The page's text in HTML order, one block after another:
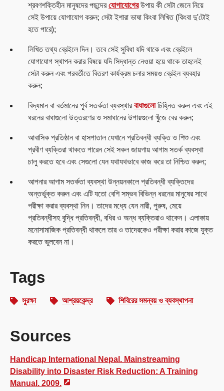
শ্রবণশক্তিহীন মানুষদের পছন্দেরযোগাযোগেরউপায় কী সেটা জেনে নিয়ে
সেই উপায়ে যোগাযোগ করুন; সেটা ইশারা ভাষা কিংবা লিখিত (কিংবা দু'টোই
হতে পারে);
লিখিত তথ্য ব্রেইলে দিন। তবে সেই সুবিধা যদি থাকে এবং ব্রেইলে
যোগাযোগ স্থাপন করার বিষয়ে যদি সিদ্ধান্ত নেওয়া হয়ে থাকে তাহলেই
সেটা করুন এবং পরবর্তীতে বিতরণ কার্যক্রম চলার সময়ও ব্রেইল ব্যবহার
করুন;
বিদ্যমান বা বর্তমানের পূর্ব সতর্কতা ব্যবস্থারবাধাগুলোচিহ্নিত করুন এবং এই
ধরনের বাধাগুলো উত্তরণের ও সমাধানের উপায়গুলো খুঁজে বের করুন;
আবাসিক প্রতিষ্ঠান বা হাসপাতাল যেখানে প্রতিবন্ধী ব্যক্তি ও শিশু এবং
প্রবীণ ব্যক্তিরা থাকতে পারেন সেই সকল জায়গায় আগাম সতর্ক ব্যবস্থা
চালু করতে হবে এবং সেগুলো যেন যথাযথভাবে কাজ করে তা নিশ্চিত করুন;
আপনার আগাম সতর্কতা ব্যবস্থা উন্নয়নকালে প্রতিবন্ধী ব্যক্তিদের
অন্তর্ভুক্ত করুন এবং এটি যতো বেশি সম্ভব বিভিন্ন ধরনের মানুষের সাথে
পরীক্ষা করার ব্যবস্থা নিন। তাদের মধ্যে যেন নারী, পুরুষ, মেয়ে
প্রতিবন্ধীসহ বুদ্ধি প্রতিবন্ধী, বধির ও অন্ধ ব্যক্তিরাও থাকেন। এলাকায়
মনোসামাজিক প্রতিবন্ধী থাকলে তার ও তাদেরকেও পরীক্ষা করার কাজে যুক্ত
করতে ভুলবেন না।
Tags
সুরক্ষা আশ্রয়কেন্দ্র শিবিরের সমন্বয় ও ব্যবস্থাপনা
Sources
Handicap International Nepal. Mainstreaming
Disability into Disaster Risk Reduction: A Training
Manual. 2009.